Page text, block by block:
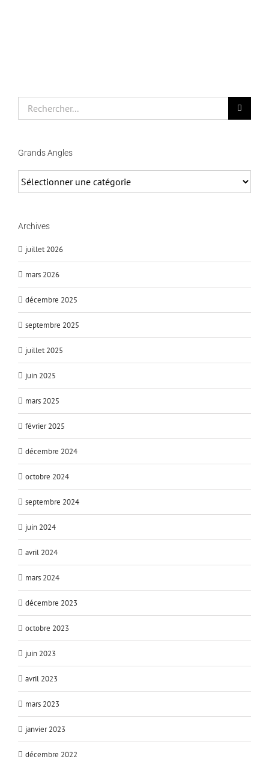
Grands Angles
Angles
Archives
juillet 2026
mars 2026
décembre 2025
septembre 2025
juillet 2025
juin 2025
mars 2025
février 2025
décembre 2024
octobre 2024
septembre 2024
juin 2024
avril 2024
mars 2024
décembre 2023
octobre 2023
juin 2023
avril 2023
mars 2023
janvier 2023
décembre 2022